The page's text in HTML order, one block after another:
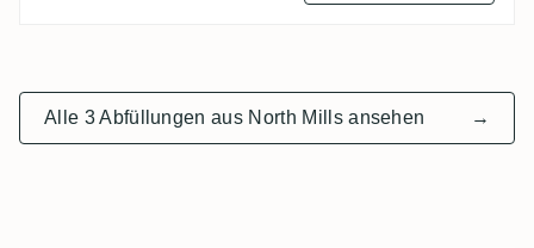
Alle 3 Abfüllungen aus North Mills ansehen →